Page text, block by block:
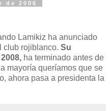
de 2006
Lamikiz ha anunciado
club rojiblanco. Su
ha terminado antes de
mayoría queríamos que se
ahora pasa a presidenta la